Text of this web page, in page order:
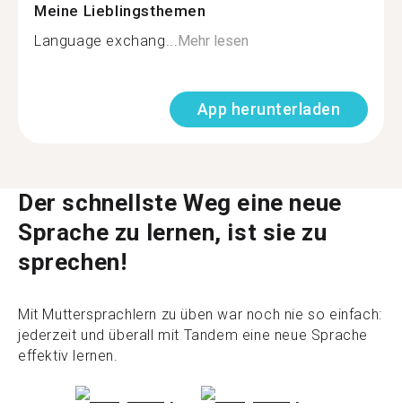
Meine Lieblingsthemen
Language exchang... Mehr lesen
App herunterladen
Der schnellste Weg eine neue
Sprache zu lernen, ist sie zu
sprechen!
Mit Muttersprachlern zu üben war noch nie so einfach:
jederzeit und überall mit Tandem eine neue Sprache
effektiv lernen.